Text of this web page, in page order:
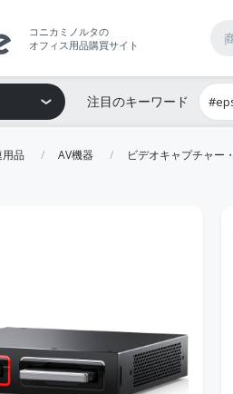
コニカミノルタの
オフィス用品購買サイト
注目のキーワード
用品 AV機器 ビデオキャプチャー